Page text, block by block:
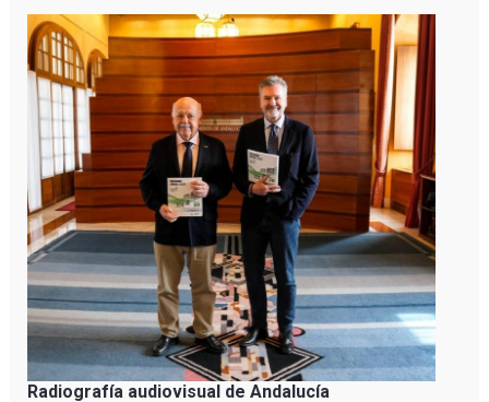
Radiografía audiovisual de Andalucía